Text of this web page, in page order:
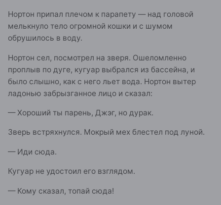
Нортон припал плечом к парапету — над головой
мелькнуло тело огромной кошки и с шумом
обрушилось в воду.
Нортон сел, посмотрел на зверя. Ошеломленно
проплыв по дуге, кугуар выбрался из бассейна, и
было слышно, как с него льет вода. Нортон вытер
ладонью забрызганное лицо и сказал:
— Хороший ты парень, Джэг, но дурак.
Зверь встряхнулся. Мокрый мех блестел под луной.
— Иди сюда.
Кугуар не удостоил его взглядом.
— Кому сказал, топай сюда!